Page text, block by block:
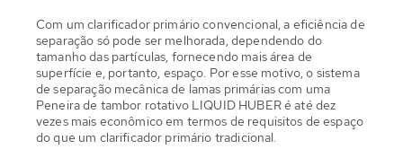
Com um clarificador primário convencional, a eficiência de
separação só pode ser melhorada, dependendo do
tamanho das partículas, fornecendo mais área de
superfície e, portanto, espaço. Por esse motivo, o sistema
de separação mecânica de lamas primárias com uma
Peneira de tambor rotativo LIQUID HUBER é até dez
vezes mais econômico em termos de requisitos de espaço
do que um clarificador primário tradicional.